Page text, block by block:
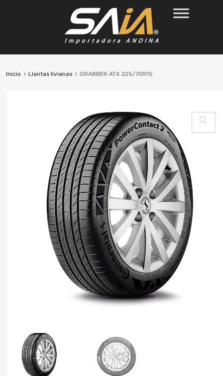
Inicio Llantas livianas GRABBER ATX 225/70R15